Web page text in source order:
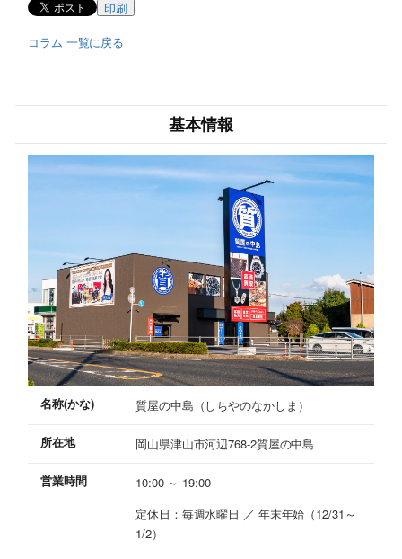
印刷
コラム 一覧に戻る
基本情報
名称(かな) 質屋の中島（しちやのなかしま）
所在地 岡山県津山市河辺768-2質屋の中島
営業時間
10:00 ～ 19:00
定休日：毎週水曜日 ／ 年末年始（12/31～
1/2）